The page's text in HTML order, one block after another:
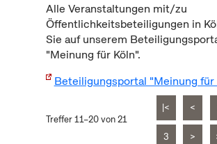
Alle Veranstaltungen mit/zu
Öffentlichkeitsbeteiligungen in
Sie auf unserem
"Meinung für Köln".
Beteiligungsportal "Meinung für
Treffer 11–20 von 21
|< <
3 >